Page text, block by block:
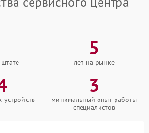
5
лет на рынке
3
минимальный опыт работы
специалистов